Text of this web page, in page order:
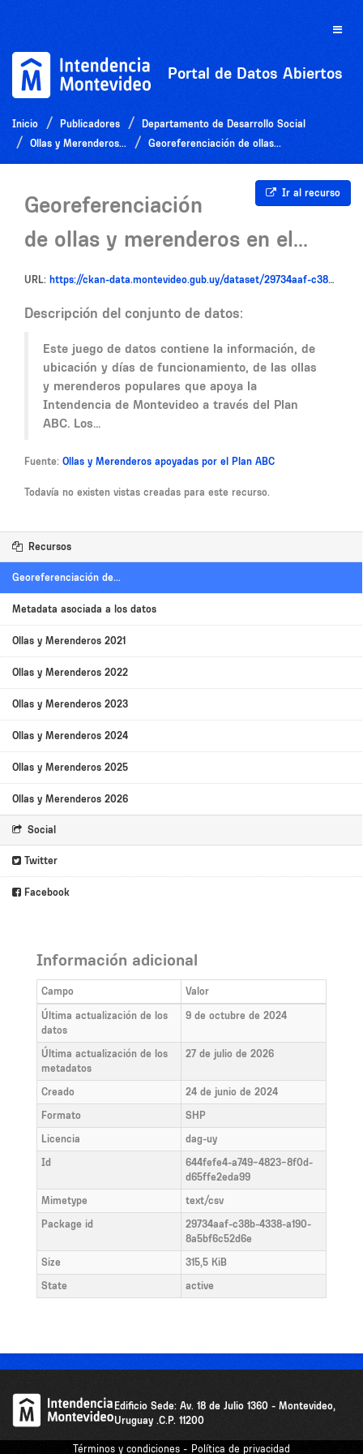
Toggle
Portal de Datos Abiertos
Inicio Publicadores
Departamento de Desarrollo Social
Ollas y Merenderos...
Georeferenciación de ollas...
Ir al recurso
Georeferenciación
de ollas y merenderos en el...
URL: https://ckan-data.montevideo.gub.uy/dataset/29734aaf-c38b-4338-a190-8a5bf6c52d6e/resource/644fefe4-a749-4823-8f0d-d65ffe2eda99/download/planilla-2.xlsx-datos-abiertos-2024-2.csv
Descripción del conjunto de datos:
Este juego de datos contiene la información, de
ubicación y días de funcionamiento, de las ollas
y merenderos populares que apoya la
Intendencia de Montevideo a través del Plan
ABC. Los...
Fuente: Ollas y Merenderos apoyadas por el Plan ABC
Todavía no existen vistas creadas para este recurso.
Recursos
Georeferenciación de...
Metadata asociada a los datos
Ollas y Merenderos 2021
Ollas y Merenderos 2022
Ollas y Merenderos 2023
Ollas y Merenderos 2024
Ollas y Merenderos 2025
Ollas y Merenderos 2026
Social
Twitter
Facebook
Información adicional
Campo
Valor
Última actualización de los
datos
9 de octubre de 2024
Última actualización de los
metadatos
27 de julio de 2026
Creado
24 de junio de 2024
Formato
SHP
Licencia
dag-uy
Id
644fefe4-a749-4823-8f0d-
d65ffe2eda99
Mimetype
text/csv
Package id
29734aaf-c38b-4338-a190-
8a5bf6c52d6e
Size
315,5 KiB
State
active
Edificio Sede: Av. 18 de Julio 1360 - Montevideo,
Uruguay .C.P. 11200
Términos y condiciones - Política de privacidad